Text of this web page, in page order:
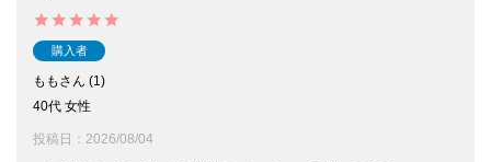
購入者
もも
1
40代 女性
投稿日 2026/08/04